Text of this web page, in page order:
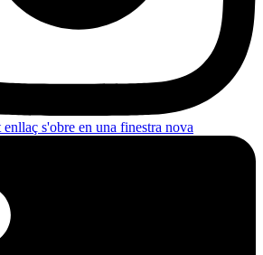
enllaç s'obre en una finestra nova